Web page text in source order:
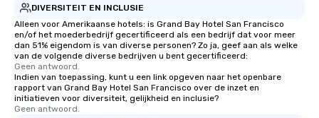
DIVERSITEIT EN INCLUSIE
Alleen voor Amerikaanse hotels: is Grand Bay Hotel San Francisco
en/of het moederbedrijf gecertificeerd als een bedrijf dat voor meer
dan 51% eigendom is van diverse personen? Zo ja, geef aan als welke
van de volgende diverse bedrijven u bent gecertificeerd:
Geen antwoord.
Indien van toepassing, kunt u een link opgeven naar het openbare
rapport van Grand Bay Hotel San Francisco over de inzet en
initiatieven voor diversiteit, gelijkheid en inclusie?
Geen antwoord.